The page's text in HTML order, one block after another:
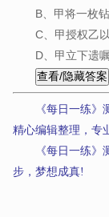
B、甲将一枚
C、甲授权乙
D、甲立下遗
《每日一练
精心编辑整理，专
《每日一练
步，梦想成真!